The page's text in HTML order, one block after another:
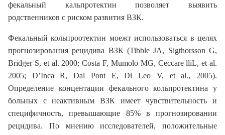
фекальный кальпротектин позволяет выявить
родственников с риском развития ВЗК.
Фекальный кольпроотектин моежт использоваться в целях
прогнозирования рецидива ВЗК (Tibble JA, Sigthorsson G,
Bridger S, et al. 2000; Costa F, Mumolo MG, Ceccare lliL, et al.
2005; D’Inca R, Dal Pont E, Di Leo V, et al., 2005).
Определение концентации фекального кольпротектина у
больных с неактивным ВЗК имеет чувствительность и
специфичность, превышающие 85% в прогнозировании
рецидива. По мнению исследователей, положительные